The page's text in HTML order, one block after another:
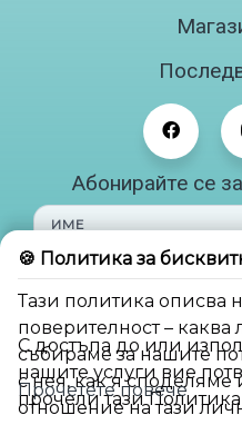
🍪 Политика за
Тази политика описва
поверителност –
събираме за нашите
с нея, как я споделяме
отношение на тази
С достъпа до или
нашите услуги вие
прочели тази
Прочетете повече
Абонирайте се
ИМЕ
ИМЕЙЛ